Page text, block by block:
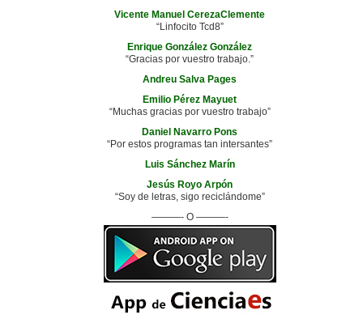
Vicente Manuel CerezaClemente
“Linfocito Tcd8”
Enrique González González
“Gracias por vuestro trabajo.”
Andreu Salva Pages
Emilio Pérez Mayuet
“Muchas gracias por vuestro trabajo”
Daniel Navarro Pons
“Por estos programas tan intersantes”
Luis Sánchez Marín
Jesús Royo Arpón
“Soy de letras, sigo reciclándome”
———- O ———-